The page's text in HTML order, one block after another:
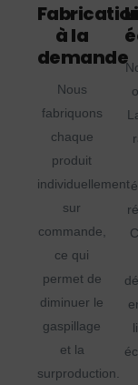
à la
demande
Nous
fabriquons
chaque
produit
individuellement
sur
commande,
ce qui
permet de
diminuer le
gaspillage
et la
surproduction.